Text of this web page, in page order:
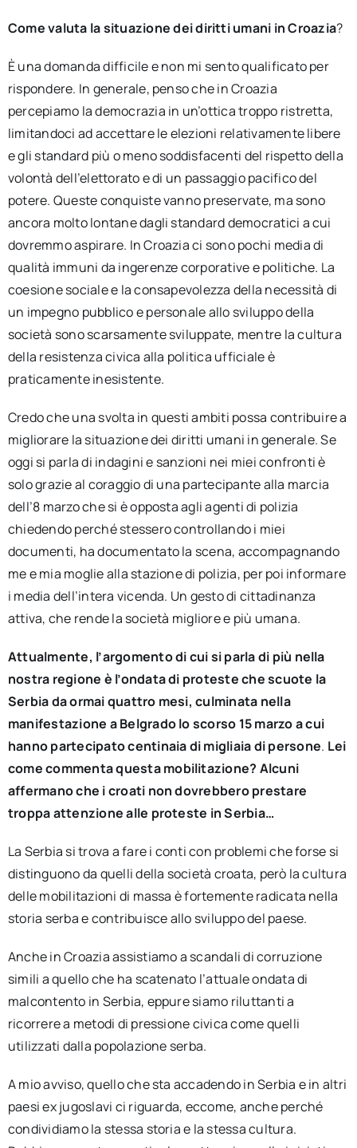
Comevaluta lasituazionedeidirittiumani in Croazia?
È una domanda difficile e non mi sento qualificato per
rispondere. In generale, penso che in Croazia
percepiamo la democrazia in un’ottica troppo ristretta,
limitandoci ad accettare le elezioni relativamente libere
e gli standard più o meno soddisfacenti del rispetto della
volontà dell’elettorato e di un passaggio pacifico del
potere. Queste conquiste vanno preservate, ma sono
ancora molto lontane dagli standard democratici a cui
dovremmo aspirare. In Croazia ci sono pochi media di
qualità immuni da ingerenze corporative e politiche. La
coesione sociale e la consapevolezza della necessità di
un impegno pubblico e personale allo sviluppo della
società sono scarsamente sviluppate, mentre la cultura
della resistenza civica alla politica ufficiale è
praticamente inesistente.
Credo che una svolta in questi ambiti possa contribuire a
migliorare la situazione dei diritti umani in generale. Se
oggi si parla di indagini e sanzioni nei miei confronti è
solo grazie al coraggio di una partecipante alla marcia
dell’8 marzo che si è opposta agli agenti di polizia
chiedendo perché stessero controllando i miei
documenti, ha documentato la scena, accompagnando
me e mia moglie alla stazione di polizia, per poi informare
i media dell’intera vicenda. Un gesto di cittadinanza
attiva, che rende la società migliore e più umana.
Attualmente, l’argomento di cui si parla di più nella
nostra regione è l’ondata di proteste che scuote la
Serbiada ormai quattro mesi, culminata nella
manifestazione a Belgrado lo scorso 15 marzo a cui
hanno partecipato centinaiadimigliaiadipersone. Lei
come commenta questa mobilitazione? Alcuni
affermano che i croati non dovrebbero prestare
troppa attenzione alle proteste in Serbia…
La Serbia si trova a fare i conti con problemi che forse si
distinguono da quelli della società croata, però la cultura
delle mobilitazioni di massa è fortemente radicata nella
storia serba e contribuisce allo sviluppo del paese.
Anche in Croazia assistiamo a scandali di corruzione
simili a quello che ha scatenato l’attuale ondata di
malcontento in Serbia, eppure siamo riluttanti a
ricorrere a metodi di pressione civica come quelli
utilizzati dalla popolazione serba.
A mio avviso, quello che sta accadendo in Serbia e in altri
paesi ex jugoslavi ci riguarda, eccome, anche perché
condividiamo la stessa storia e la stessa cultura.